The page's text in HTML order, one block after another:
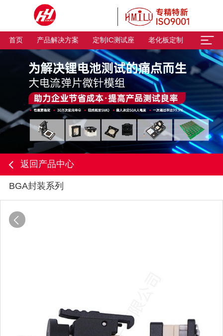
首页 产品解决方案 定制IC测试座 老化板定制
返回产品中心
BGA封装系列